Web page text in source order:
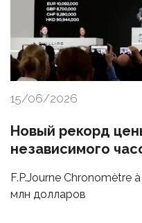
15/06/2026
Новый рекорд
независимого
F.P.Journe Chronomètre
млн долларов